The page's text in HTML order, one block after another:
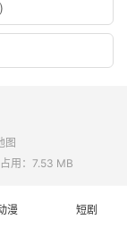
图
用：7.53 MB
漫 短剧